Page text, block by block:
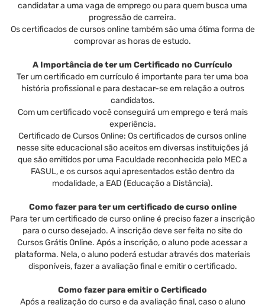
candidatar a uma vaga de emprego ou para quem busca uma
progressão de carreira.
Os certificados de cursos online também são uma ótima forma de
comprovar as horas de estudo.
A Importância de ter um Certificado no Currículo
Ter um certificado em currículo é importante para ter uma boa
história profissional e para destacar-se em relação a outros
candidatos.
Com um certificado você conseguirá um emprego e terá mais
experiência.
Certificado de Cursos Online: Os certificados de cursos online
nesse site educacional são aceitos em diversas instituições já
que são emitidos por uma Faculdade reconhecida pelo MEC a
FASUL, e os cursos aqui apresentados estão dentro da
modalidade, a EAD (Educação a Distância).
Como fazer para ter um certificado de curso online
Para ter um certificado de curso online é preciso fazer a inscrição
para o curso desejado. A inscrição deve ser feita no site do
Cursos Grátis Online. Após a inscrição, o aluno pode acessar a
plataforma. Nela, o aluno poderá estudar através dos materiais
disponíveis, fazer a avaliação final e emitir o certificado.
Como fazer para emitir o Certificado
Após a realização do curso e da avaliação final, caso o aluno